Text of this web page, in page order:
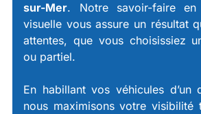
sur-Mer. Notre savoir-faire en
visuelle vous assure un résultat
attentes, que vous choisissiez
ou partiel.
En habillant vos véhicules d’un
nous maximisons votre visibilité